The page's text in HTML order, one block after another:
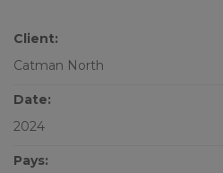
Client:
Catman North
Date:
2024
Pays: